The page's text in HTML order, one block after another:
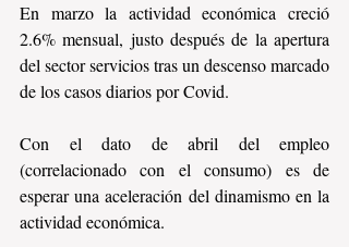
En marzo la actividad económica creció
2.6% mensual, justo después de la apertura
del sector servicios tras un descenso marcado
de los casos diarios por Covid.
Con el dato de abril del empleo
(correlacionado con el consumo) es de
esperar una aceleración del dinamismo en la
actividad económica.